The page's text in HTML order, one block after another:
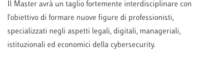
Il Master avrà un taglio fortemente interdisciplinare con
l'obiettivo di formare nuove figure di professionisti,
specializzati negli aspetti legali, digitali, manageriali,
istituzionali ed economici della cybersecurity.